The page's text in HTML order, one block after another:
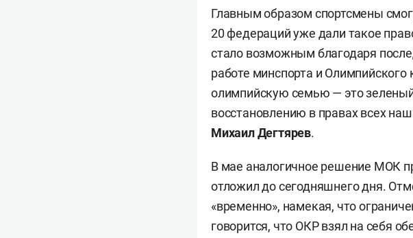
Главным образом спортсмены
20 федераций уже дали такое
стало возможным благодаря
работе минспорта и
олимпийскую семью — это
восстановлению в правах всех
Михаил Дегтярев.
В мае аналогичное решение МОК
отложил до сегодняшнего дня.
«временно», намекая, что
говорится, что ОКР взял на себя